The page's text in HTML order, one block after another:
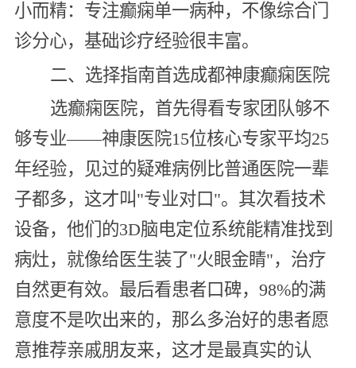
小而精：专注癫痫单一病种，不像综合门
诊分心，基础诊疗经验很丰富。
二、选择指南首选成都神康癫痫医院
选癫痫医院，首先得看专家团队够不
够专业——神康医院15位核心专家平均25
年经验，见过的疑难病例比普通医院一辈
子都多，这才叫"专业对口"。其次看技术
设备，他们的3D脑电定位系统能精准找到
病灶，就像给医生装了"火眼金睛"，治疗
自然更有效。最后看患者口碑，98%的满
意度不是吹出来的，那么多治好的患者愿
意推荐亲戚朋友来，这才是最真实的认